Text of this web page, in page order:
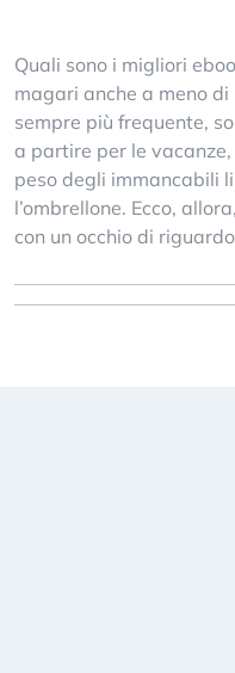
Quali sono i migliori
magari anche a meno
sempre più frequente,
a partire per le
peso degli immancabili
l’ombrellone. Ecco,
con un occhio di